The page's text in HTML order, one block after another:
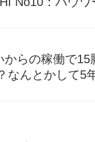
らの稼働で
んとかして5